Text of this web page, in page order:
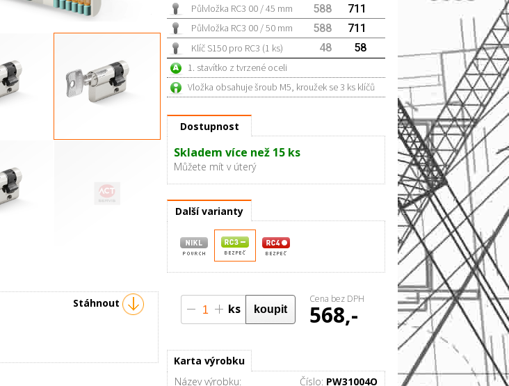
Půlvložka RC3 00 / 45 mm 588 711
Půlvložka RC3 00 / 50 mm 588 711
Klíč S150 pro RC3 (1 ks) 48 58
1. stavítko z tvrzené oceli
Vložka obsahuje šroub M5, kroužek se 3 ks klíčů
Dostupnost
Skladem více než 15 ks
Můžete mít v úterý
Další varianty
ks
Cena bez DPH
568,-
Karta výrobku
Název výrobku: Číslo: PW31004O
Stáhnout